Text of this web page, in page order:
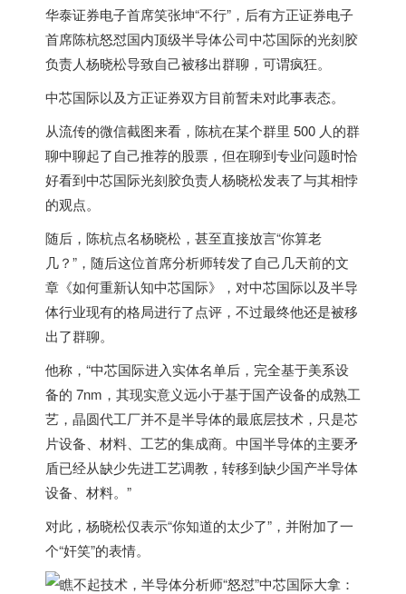
华泰证券电子首席笑张坤“不行”，后有方正证券电子
首席陈杭怒怼国内顶级半导体公司中芯国际的光刻胶
负责人杨晓松导致自己被移出群聊，可谓疯狂。
中芯国际以及方正证券双方目前暂未对此事表态。
从流传的微信截图来看，陈杭在某个群里 500 人的群
聊中聊起了自己推荐的股票，但在聊到专业问题时恰
好看到中芯国际光刻胶负责人杨晓松发表了与其相悖
的观点。
随后，陈杭点名杨晓松，甚至直接放言“你算老
几？”，随后这位首席分析师转发了自己几天前的文
章《如何重新认知中芯国际》，对中芯国际以及半导
体行业现有的格局进行了点评，不过最终他还是被移
出了群聊。
他称，“中芯国际进入实体名单后，完全基于美系设
备的 7nm，其现实意义远小于基于国产设备的成熟工
艺，晶圆代工厂并不是半导体的最底层技术，只是芯
片设备、材料、工艺的集成商。中国半导体的主要矛
盾已经从缺少先进工艺调教，转移到缺少国产半导体
设备、材料。”
对此，杨晓松仅表示“你知道的太少了”，并附加了一
个“奸笑”的表情。